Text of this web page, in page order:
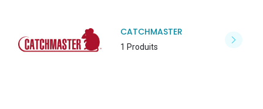
CATCHMASTER
1 Produits